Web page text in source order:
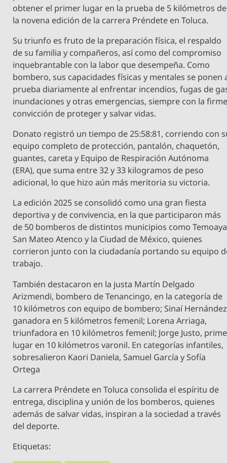
obtener el primer lugar en la prueba de 5 kilómetros de
la novena edición de la carrera Préndete en Toluca.
Su triunfo es fruto de la preparación física, el respaldo
de su familia y compañeros, así como del compromiso
inquebrantable con la labor que desempeña. Como
bombero, sus capacidades físicas y mentales se ponen
prueba diariamente al enfrentar incendios, fugas de
inundaciones y otras emergencias, siempre con la
convicción de proteger y salvar vidas.
Donato registró un tiempo de 25:58:81, corriendo con
equipo completo de protección, pantalón, chaquetón,
guantes, careta y Equipo de Respiración Autónoma
(ERA), que suma entre 32 y 33 kilogramos de peso
adicional, lo que hizo aún más meritoria su victoria.
La edición 2025 se consolidó como una gran fiesta
deportiva y de convivencia, en la que participaron más
de 50 bomberos de distintos municipios como
San Mateo Atenco y la Ciudad de México, quienes
corrieron junto con la ciudadanía portando su equipo
trabajo.
También destacaron en la justa Martín Delgado
Arizmendi, bombero de Tenancingo, en la categoría de
10 kilómetros con equipo de bombero; Sinaí
ganadora en 5 kilómetros femenil; Lorena Arriaga,
triunfadora en 10 kilómetros femenil; Jorge Justo,
lugar en 10 kilómetros varonil. En categorías infantiles,
sobresalieron Kaori Daniela, Samuel García y Sofía
Ortega
La carrera Préndete en Toluca consolida el espíritu de
entrega, disciplina y unión de los bomberos, quienes
además de salvar vidas, inspiran a la sociedad a través
del deporte.
Etiquetas: